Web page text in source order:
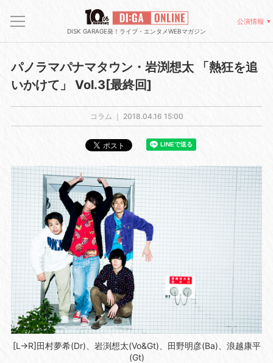
DISK GARAGE発！ライブ・エンタメWEBマガジン
公演情報
パノラマパナマタウン・岩渕想太 「熱狂を追
いかけて」 Vol.3[最終回]
コラム ｜ 2018.04.16 15:00
[L→R]田村夢希(Dr)、岩渕想太(Vo&Gt)、田野明彦(Ba)、浪越康平
(Gt)